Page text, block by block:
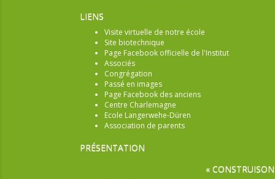
LIENS
Visite virtuelle de notre école
Site biotechnique
Page Facebook officielle de l'Institut
Associés
Congrégation
Passé en images
Page Facebook des anciens
Centre Charlemagne
Ecole Langerwehe-Düren
Association de parents
PRÉSENTATION
«